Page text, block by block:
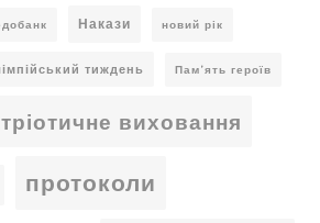
Накази новий рік
тиждень Пам’ять героїв
виховання
протоколи